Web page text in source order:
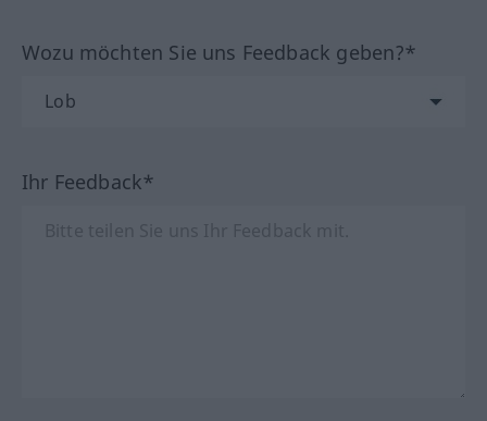
Wozu möchten Sie uns Feedback geben?*
Ihr Feedback*